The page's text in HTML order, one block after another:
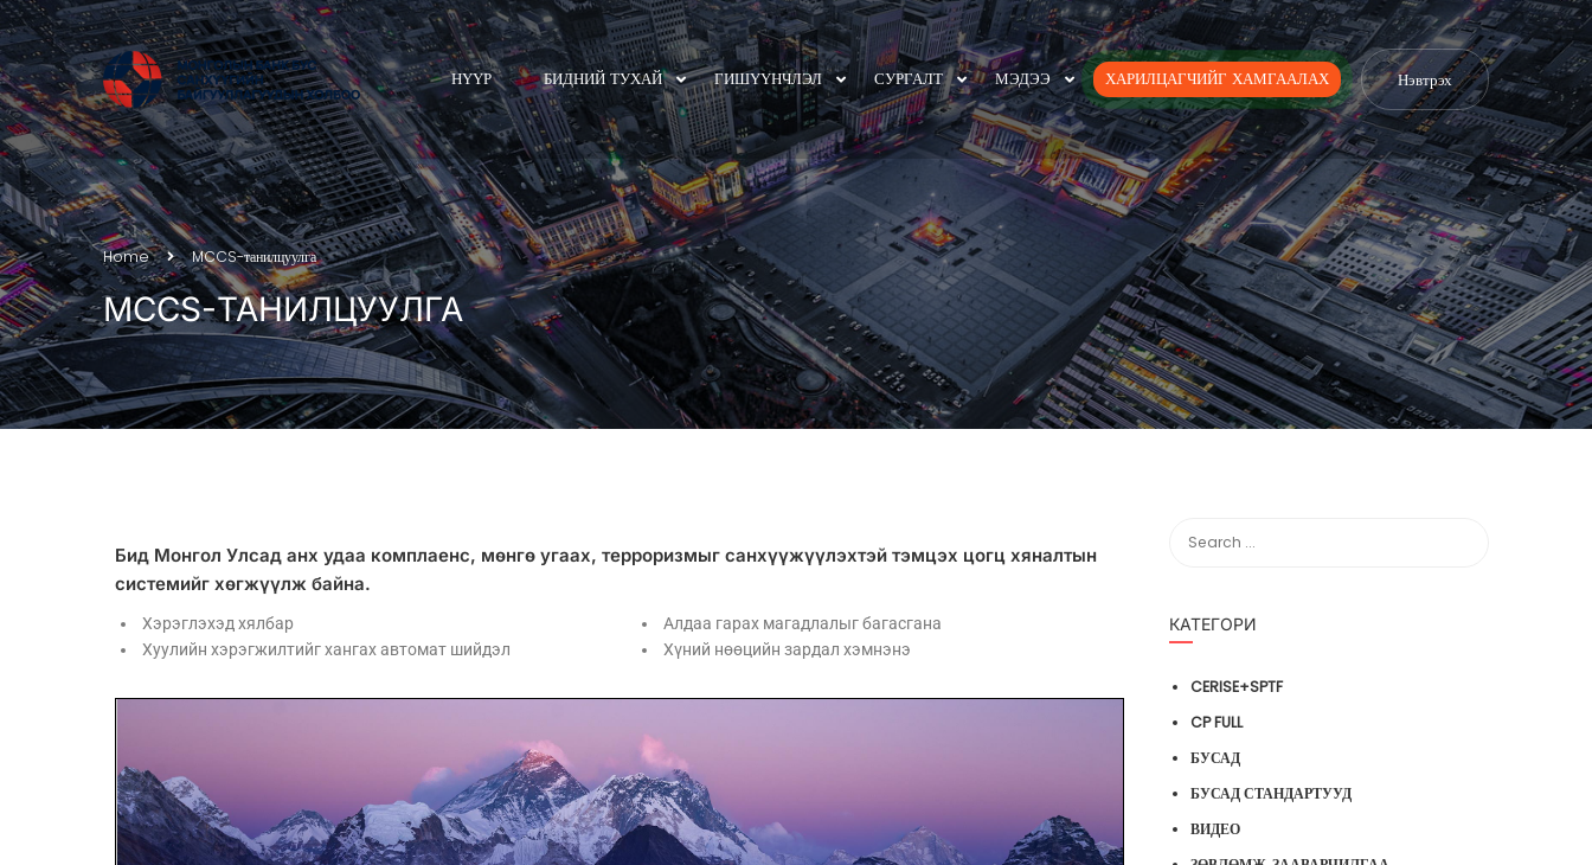
НҮҮР БИДНИЙ ТУХАЙ ГИШҮҮНЧЛЭЛ СУРГАЛТ МЭДЭЭ ХАРИЛЦАГЧИЙГ ХАМГААЛАХ Нэвтрэх
Home MCCS-танилцуулга
MCCS-ТАНИЛЦУУЛГА
Бид Монгол Улсад анх удаа комплаенс, мөнгө угаах, терроризмыг санхүүжүүлэхтэй тэмцэх цогц хяналтын
системийг хөгжүүлж байна.
Хэрэглэхэд хялбар
Хуулийн хэрэгжилтийг хангах автомат шийдэл
Алдаа гарах магадлалыг багасгана
Хүний нөөцийн зардал хэмнэнэ
КАТЕГОРИ
CERISE+SPTF
CP FULL
БУСАД
БУСАД СТАНДАРТУУД
ВИДЕО